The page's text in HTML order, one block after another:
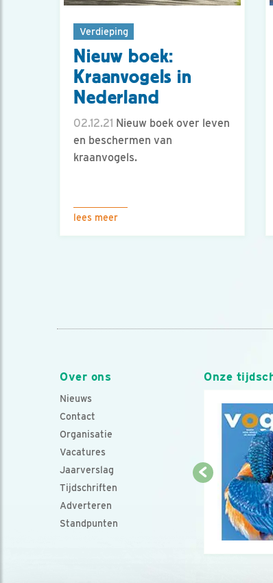
Verdieping
Nieuw boek:
Kraanvogels in
Nederland
02.12.21 Nieuw boek over leven
en beschermen van
kraanvogels.
lees meer
Over ons
Nieuws
Contact
Organisatie
Vacatures
Jaarverslag
Tijdschriften
Adverteren
Standpunten
Onze